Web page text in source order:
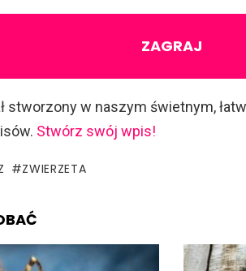
ZAGRAJ
stworzony w naszym świetnym,
Stwórz swój wpis!
ZWIERZETA